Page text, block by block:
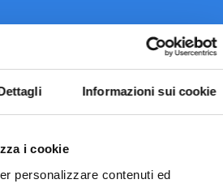
Informazioni sui cookie
i cookie
personalizzare contenuti ed